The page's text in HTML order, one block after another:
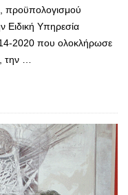
προϋπολογισμού
Ειδική Υπηρεσία
2020 που ολοκλήρωσε
την …